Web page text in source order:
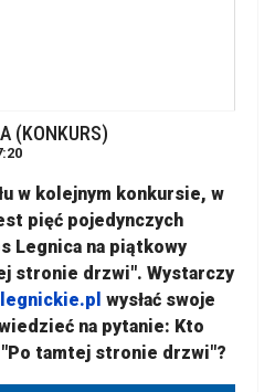
(KONKURS)
w kolejnym konkursie, w
pięć pojedynczych
Legnica na piątkowy
stronie drzwi". Wystarczy
wysłać swoje
na pytanie: Kto
tamtej stronie drzwi"?